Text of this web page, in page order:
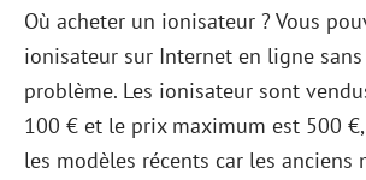
Où acheter un ionisateur ? Vous
ionisateur sur Internet en ligne
problème. Les ionisateur sont
100 € et le prix maximum est 500
les modèles récents car les anciens